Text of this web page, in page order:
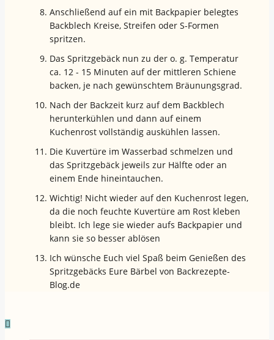
Anschließend auf ein mit Backpapier belegtes
Backblech Kreise, Streifen oder S-Formen
spritzen.
Das Spritzgebäck nun zu der o. g. Temperatur
ca. 12 - 15 Minuten auf der mittleren Schiene
backen, je nach gewünschtem Bräunungsgrad.
Nach der Backzeit kurz auf dem Backblech
herunterkühlen und dann auf einem
Kuchenrost vollständig auskühlen lassen.
Die Kuvertüre im Wasserbad schmelzen und
das Spritzgebäck jeweils zur Hälfte oder an
einem Ende hineintauchen.
Wichtig! Nicht wieder auf den Kuchenrost legen,
da die noch feuchte Kuvertüre am Rost kleben
bleibt. Ich lege sie wieder aufs Backpapier und
kann sie so besser ablösen
Ich wünsche Euch viel Spaß beim Genießen des
Spritzgebäcks Eure Bärbel von Backrezepte-
Blog.de